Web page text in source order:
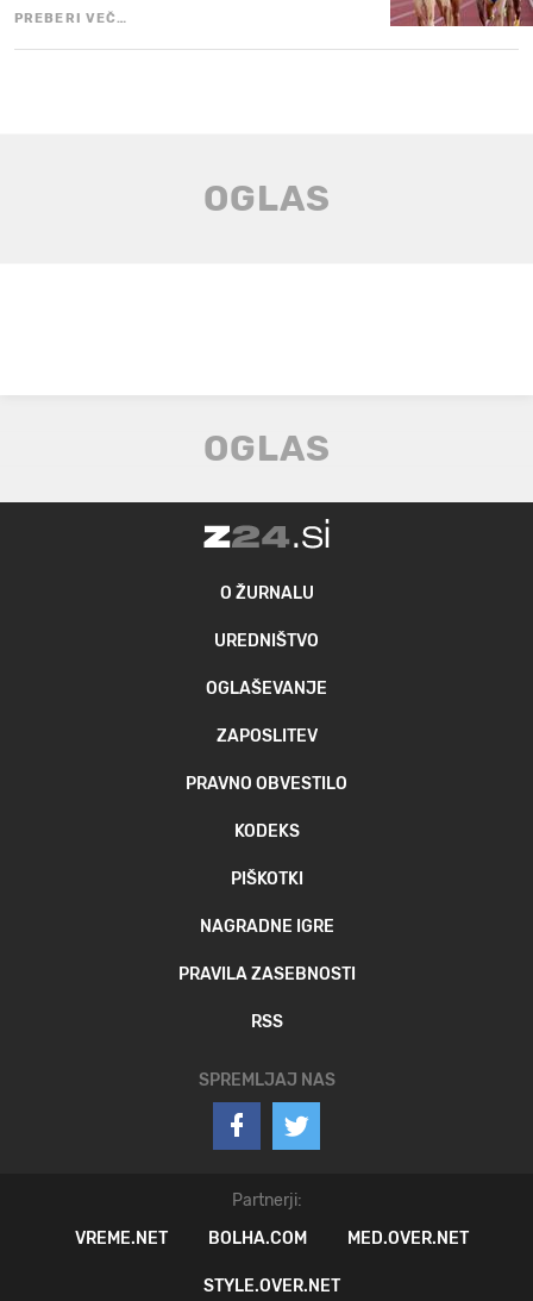
PREBERI VEČ…
O ŽURNALU
UREDNIŠTVO
OGLAŠEVANJE
ZAPOSLITEV
PRAVNO OBVESTILO
KODEKS
PIŠKOTKI
NAGRADNE IGRE
PRAVILA ZASEBNOSTI
RSS
SPREMLJAJ NAS
Partnerji:
VREME.NET
BOLHA.COM MED.OVER.NET
STYLE.OVER.NET